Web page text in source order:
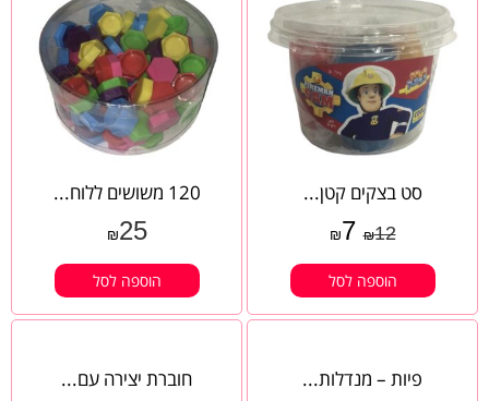
סט בצקים קטן...
₪12
₪7
הוספה לסל
120 ‎⁨משושים ללוח...
₪25
הוספה לסל
פיות – מנדלות... חוברת יצירה עם...